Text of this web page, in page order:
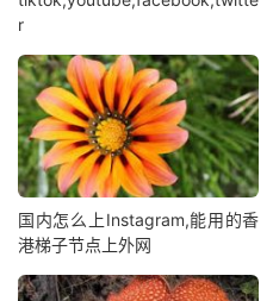
r
国内怎么上Instagram,能用的香
港梯子节点上外网